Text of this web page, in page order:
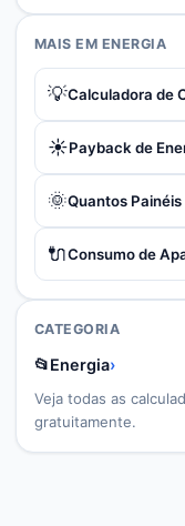
MAIS EM ENERGIA
💡Calculadora de
☀️Payback de
🌞Quantos
🔌Consumo de
CATEGORIA
📂Energia›
Veja todas as
gratuitamente.